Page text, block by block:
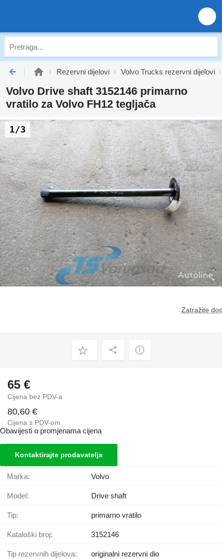
Rezervni dijelovi Volvo Trucks rezervni dijelovi
Volvo Drive shaft 3152146 primarno
vratilo za Volvo FH12 tegljača
Zatražite
1/3
65 €
Cijena bez PDV-a
80,60 €
Cijena s PDV-om
Obavijesti o promjenama cijena
Kontaktirajte prodavatelja
Marka: Volvo
Model: Drive shaft
Tip: primarno vratilo
Kataloški broj: 3152146
Tip rezervnih dijelova: originalni rezervni dio